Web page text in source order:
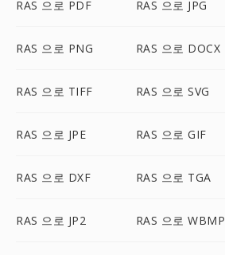
RAS 으로 PDF RAS 으로 JPG
RAS 으로 PNG RAS 으로 DOCX
RAS 으로 TIFF RAS 으로 SVG
RAS 으로 JPE RAS 으로 GIF
RAS 으로 DXF RAS 으로 TGA
RAS 으로 JP2 RAS 으로 WBMP